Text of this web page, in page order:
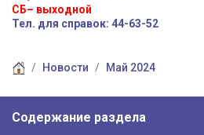
СБ– выходной
Тел. для справок: 44-63-52
Новости Май 2024
Содержание раздела